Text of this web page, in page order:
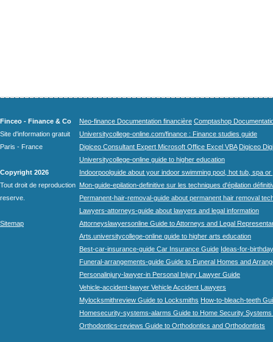
Finceo - Finance & Co
Site d'information gratuit
Paris - France
Copyright 2026
Tout droit de reproduction
reserve.
Sitemap
Neo-finance Documentation financière Comptashop
Universitycollege-online.com/finance : Finance studies guide
Digiceo Consultant Expert Microsoft Office Excel VBA Digiceo
Universitycollege-online guide to higher education
Indoorpoolguide about your indoor swimming pool, hot tub, spa
Mon-guide-epilation-definitive sur les techniques d'épilation
Permanent-hair-removal-guide about permanent hair removal
Lawyers-attorneys-guide about lawyers and legal information
Attorneyslawyersonline Guide to Attorneys and Legal
Arts.universitycollege-online guide to higher arts education
Best-car-insurance-guide Car Insurance Guide Ideas-for-
Funeral-arrangements-guide Guide to Funeral Homes and
Personalinjury-lawyer-in Personal Injury Lawyer Guide
Vehicle-accident-lawyer Vehicle Accident Lawyers
Mylocksmithreview Guide to Locksmiths How-to-bleach-teeth
Homesecurity-systems-alarms Guide to Home Security Systems
Orthodontics-reviews Guide to Orthodontics and Orthodontists